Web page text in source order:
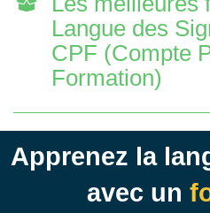
Langue des
CPF (Compte
Formation)
Apprenez la
avec un